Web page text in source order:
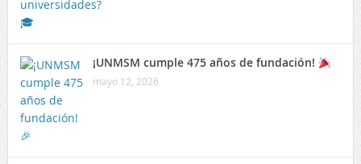
¡UNMSM cumple 475 años de fundación!
mayo 12, 2026